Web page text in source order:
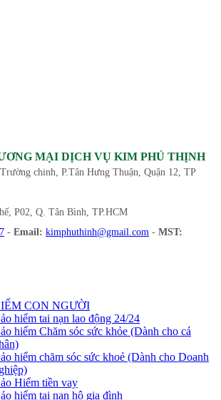
MẠI DỊCH VỤ KIM PHÚ THỊNH
chinh, P.Tân Hưng Thuận, Quận 12, TP
P02, Q. Tân Bình, TP.HCM
- Email: kimphuthinh@gmail.com - MST:
CON NGƯỜI
hiểm tai nạn lao động 24/24
hiểm Chăm sóc sức khỏe (Dành cho cá
hiểm chăm sóc sức khoẻ (Dành cho Doanh
Hiểm tiền vay
hiểm tai nạn hộ gia đình